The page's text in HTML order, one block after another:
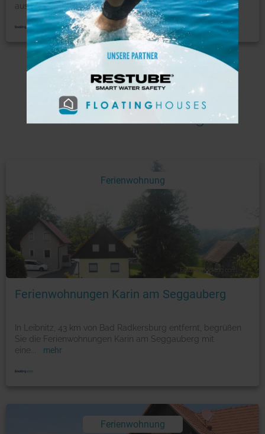
ausg... mehr
Mehr Hotels am See
Aktuelle Ferienwohnungen
Ferienwohnung
Foto: © booking.com
Ferienwohnungen Karin am Seggauberg
In Leibnitz, 43 km von Bad Radkersburg entfernt, begrüßen
Sie die Ferienwohnungen Karin am Seggauberg mit
eine
mehr
Ferienwohnung